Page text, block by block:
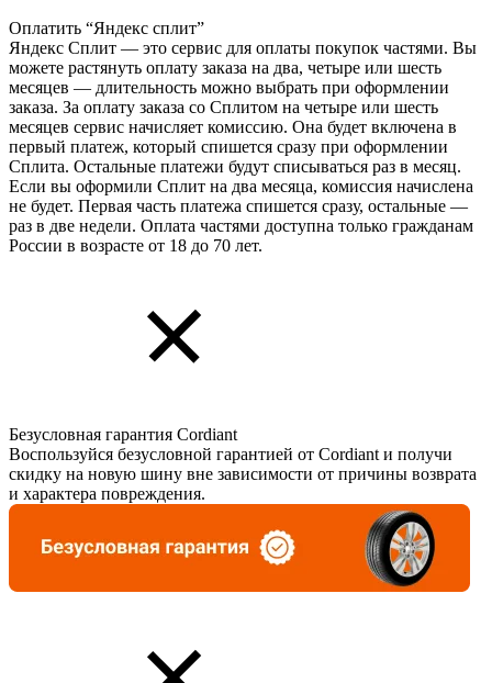
Оплатить “Яндекс сплит”
Яндекс Cплит — это сервис для оплаты покупок частями. Вы
можете растянуть оплату заказа на два, четыре или шесть
месяцев — длительность можно выбрать при оформлении
заказа. За оплату заказа со Сплитом на четыре или шесть
месяцев сервис начисляет комиссию. Она будет включена в
первый платеж, который спишется сразу при оформлении
Сплита. Остальные платежи будут списываться раз в месяц.
Если вы оформили Сплит на два месяца, комиссия начислена
не будет. Первая часть платежа спишется сразу, остальные —
раз в две недели. Оплата частями доступна только гражданам
России в возрасте от 18 до 70 лет.
Безусловная гарантия Cordiant
Воспользуйся безусловной гарантией от Cordiant и получи
скидку на новую шину вне зависимости от причины возврата
и характера повреждения.